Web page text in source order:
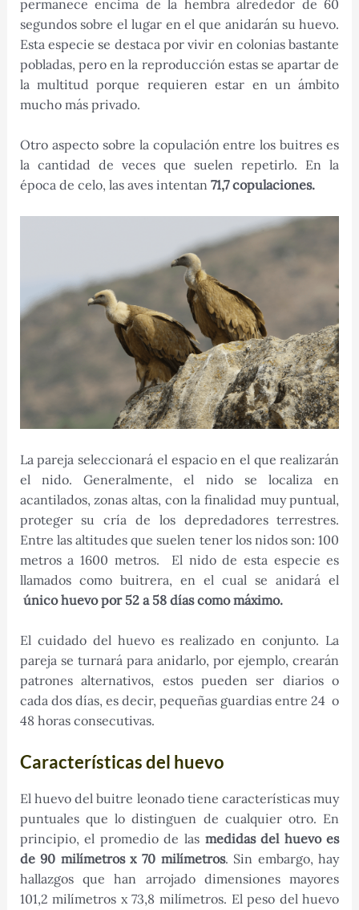
permanece encima de la hembra alrededor de 60
segundos sobre el lugar en el que anidarán su huevo.
Esta especie se destaca por vivir en colonias bastante
pobladas, pero en la reproducción estas se apartar de
la multitud porque requieren estar en un ámbito
mucho más privado.
Otro aspecto sobre la copulación entre los buitres es
la cantidad de veces que suelen repetirlo. En la
época de celo, las aves intentan71,7 copulaciones.
La pareja seleccionará el espacio en el que realizarán
el nido. Generalmente, el nido se localiza en
acantilados, zonas altas, con la finalidad muy puntual,
proteger su cría de los depredadores terrestres.
Entre las altitudes que suelen tener los nidos son: 100
metros a 1600 metros. El nido de esta especie es
llamados como buitrera, en el cual se anidará el
único huevo por 52 a 58 días como máximo.
El cuidado del huevo es realizado en conjunto. La
pareja se turnará para anidarlo, por ejemplo, crearán
patrones alternativos, estos pueden ser diarios o
cada dos días, es decir, pequeñas guardias entre 24 o
48 horas consecutivas.
Características del huevo
El huevo del buitre leonado tiene características muy
puntuales que lo distinguen de cualquier otro. En
principio, el promedio de las medidas del huevo es
de 90 milímetros x 70 milímetros. Sin embargo, hay
hallazgos que han arrojado dimensiones mayores
101,2 milímetros x 73,8 milímetros. El peso del huevo